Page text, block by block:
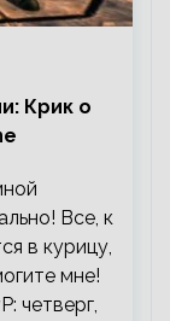
Крик о
Все, к
в курицу,
мне!
четверг,